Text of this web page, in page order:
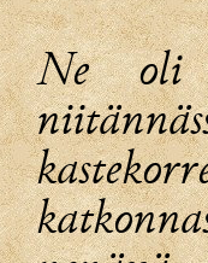
Ne oli